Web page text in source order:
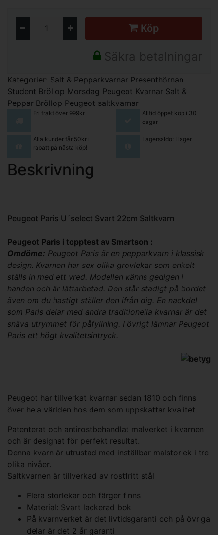
Köp
Säkra betalningar
Kategorier: Salt & Pepparkvarnar Presenthörnan
Student Bröllop Morsdag Peugeot Kvarnar Salt &
Peppar Bröllop Peugeot saltkvarnar
Fri frakt över 999kr
Alltid öppet köp i 30
dagar
Alla kunder får 50kr i
rabatt på nästa köp!
Lagersaldo: I lager
Beskrivning
Peugeot Paris U´select Svart 22cm Saltkvarn
Peugeot Paris i topptest av Smartson :
Omdöme: Peugeot Paris är en pepparkvarn i klassisk
design. Kvarnen har sex olika grovlekar som enkelt
ställs in med ett vred. Modellen känns gedigen i
handen och är lättarbetad. Den står stadigt på bordet
även om du hastigt ställer den ifrån dig. En nackdel
som Paris delar med andra traditionella kvarnar är det
snäva utrymmet för påfyllning. I övrigt lämnar Peugeot
Paris ett högt kvalitetsintryck.
Peugeot har tillverkat kvarnar sedan 1810 och finns
över hela världen hos dem som uppskattar kvalitet.
Patenterat och antirostbehandlat malverket i kvarnen
och är designat för perfekt resultat.
Denna kvarn är utrustad med inställbar malstorlek i tre
olika nivåer.
Saltkvarnen är tillverkad av rostfritt stål
Flera storlekar och färger finns
Material: Svart lackerad bok
På kvarnverket är det livtidsgaranti och på övriga
delar är det 2 år garanti